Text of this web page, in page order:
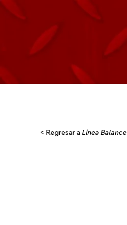
< Regresar a Línea Balance